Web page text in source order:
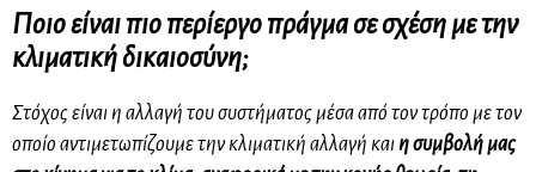
Ποιο είναι πιο περίεργο πράγμα σε σχέση με την
κλιματική δικαιοσύνη;
Στόχος είναι η αλλαγή του συστήματος μέσα από τον τρόπο με τον
οποίο αντιμετωπίζουμε την κλιματική αλλαγή καιη συμβολή μας